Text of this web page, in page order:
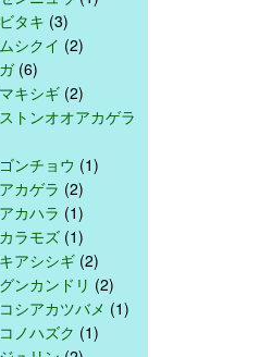
タキ (3)
シクイ (2)
(6)
キシギ (2)
トンオオアカゲラ
ンチョウ (1)
カゲラ (2)
カハラ (1)
ラモズ (1)
アシシギ (2)
ンカンドリ (2)
シアカツバメ (1)
ノハズク (1)